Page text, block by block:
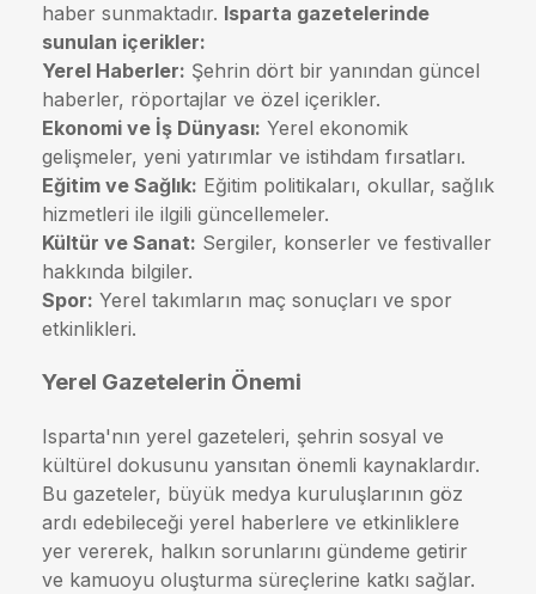
haber sunmaktadır. Isparta gazetelerinde
sunulan içerikler:
Yerel Haberler: Şehrin dört bir yanından güncel
haberler, röportajlar ve özel içerikler.
Ekonomi ve İş Dünyası: Yerel ekonomik
gelişmeler, yeni yatırımlar ve istihdam fırsatları.
Eğitim ve Sağlık: Eğitim politikaları, okullar, sağlık
hizmetleri ile ilgili güncellemeler.
Kültür ve Sanat: Sergiler, konserler ve festivaller
hakkında bilgiler.
Spor: Yerel takımların maç sonuçları ve spor
etkinlikleri.
Yerel Gazetelerin Önemi
Isparta'nın yerel gazeteleri, şehrin sosyal ve
kültürel dokusunu yansıtan önemli kaynaklardır.
Bu gazeteler, büyük medya kuruluşlarının göz
ardı edebileceği yerel haberlere ve etkinliklere
yer vererek, halkın sorunlarını gündeme getirir
ve kamuoyu oluşturma süreçlerine katkı sağlar.